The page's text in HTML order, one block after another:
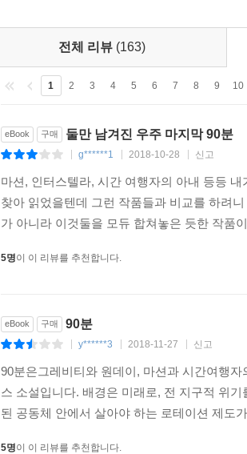
전체 리뷰 (163)
1 2 3 4 5 6 7 8 9 10
eBook 구매 둘만 남겨진 우주 마지막 90분
g******1 2018-10-28 신고
마션, 인터스텔라, 시간 여행자의 아내 등등
찾아 읽었을텐데 그런 작품들과 비교를 하려
가 아니라 이것둘을 모듀 합쳐놓은 듯한 작품
5명이 이 리뷰를 추천합니다.
eBook 구매 90분
y******3 2018-11-27 신고
90분은그레비티와 원데이, 마션과 시간여행
스 소설입니다. 배경은 미래로, 전 지구적 위
된 공동체 안에서 살아야 하는 로테이션 제도
5명이 이 리뷰를 추천합니다.